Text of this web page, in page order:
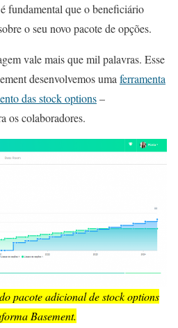
fundamental que o beneficiário
o seu novo pacote de opções.
vale mais que mil palavras. Esse
desenvolvemos uma ferramenta
das stock options–
os colaboradores.
pacote adicional de stock options
Basement.